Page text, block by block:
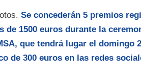
Se concederán 5 premios
de 1500 euros durante la
que tendrá lugar el domingo
de 300 euros en las redes